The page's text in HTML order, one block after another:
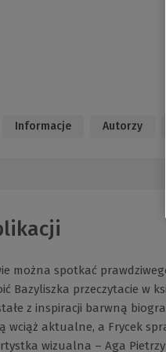
Informacje Autorzy
można spotkać
Bazyliszka przeczytacie w
z inspiracji barwną
wciąż aktualne, a Frycek
wizualna – Aga